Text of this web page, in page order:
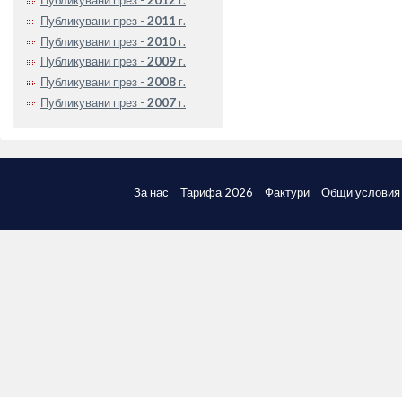
Публикувани през - 2011 г.
Публикувани през - 2010 г.
Публикувани през - 2009 г.
Публикувани през - 2008 г.
Публикувани през - 2007 г.
За нас Тарифа 2026 Фактури Общи условия